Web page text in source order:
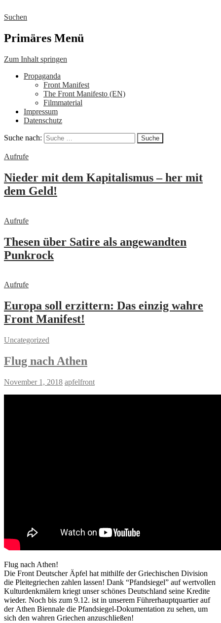
Front Deutscher Äpfel
Suchen
Primäres Menü
Zum Inhalt springen
Propaganda
Front Manifest
The Front Manifesto (EN)
Filmmaterial
Impressum
Datenschutz
Suche nach:
Aufrufe
Nieder mit dem Kapitalismus – her mit
dem Geld!
Aufrufe
Thesen über Satire als angewandten
Punkrock
Aufrufe
Europa soll erzittern: Das einzig wahre
Front Manifest!
Uncategorized
Flug nach Athen
November 1, 2018 apfelfront
Flug nach Athen!
Die Front Deutscher Äpfel hat mithilfe der Griechischen Division
die Pleitegriechen zahlen lassen! Dank “Pfandsiegel” auf wertvollen
Kulturdenkmälern kriegt unser schönes Deutschland seine Kredite
wieder. Noch bis zum 9.12. ist in unserem Führerhauptquartier auf
der Athen Biennale die Pfandsiegel-Dokumentation zu sehen, um
sich den wahren Griechen anzuschließen!